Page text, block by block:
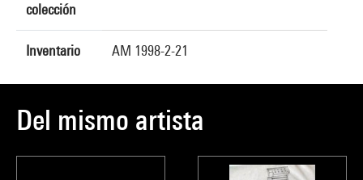
colección
Inventario AM 1998-2-21
Del mismo artista